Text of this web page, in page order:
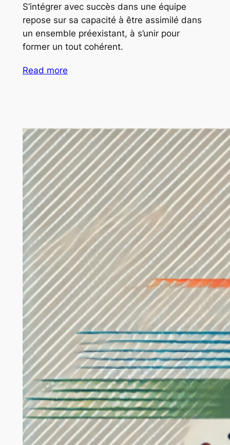
S’intégrer avec succès dans une équipe
repose sur sa capacité à être assimilé dans
un ensemble préexistant, à s’unir pour
former un tout cohérent.
Read more